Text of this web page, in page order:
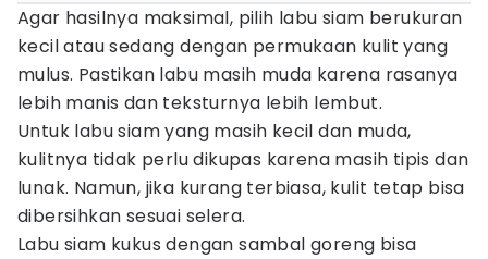
Agar hasilnya maksimal, pilih labu siam berukuran
kecil atau sedang dengan permukaan kulit yang
mulus. Pastikan labu masih muda karena rasanya
lebih manis dan teksturnya lebih lembut.
Untuk labu siam yang masih kecil dan muda,
kulitnya tidak perlu dikupas karena masih tipis dan
lunak. Namun, jika kurang terbiasa, kulit tetap bisa
dibersihkan sesuai selera.
Labu siam kukus dengan sambal goreng bisa